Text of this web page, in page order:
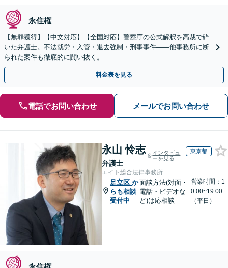
永住権
【無罪獲得】【中文対応】【全国対応】警察庁の公式解釈を高裁で砕
いた弁護士。不法就労・入管・退去強制・刑事事件——他事務所に断
られた案件も徹底的に闘い抜く。
料金表を見る
電話でお問い合わせ メールでお問い合わせ
永山 怜志
弁護士
インタビュ
ーを見る
東京都
エイト総合法律事務所
足立区 か
らも相談
受付中
面談方法(対面・
電話・ビデオな
ど)は応相談
営業時間：1
0:00~19:00
（平日）